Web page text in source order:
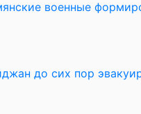
военные
до сих пор